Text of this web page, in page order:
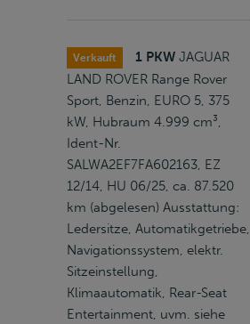
Verkauft 1 PKW JAGUAR
LAND ROVER Range Rover
Sport, Benzin, EURO 5, 375
kW, Hubraum 4.999 cm³,
Ident-Nr.
SALWA2EF7FA602163, EZ
12/14, HU 06/25, ca. 87.520
km (abgelesen) Ausstattung:
Ledersitze, Automatikgetriebe,
Navigationssystem, elektr.
Sitzeinstellung,
Klimaautomatik, Rear-Seat
Entertainment, uvm. siehe